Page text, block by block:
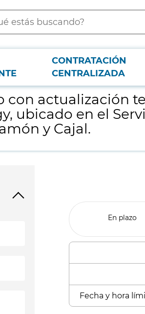
CONTRATACIÓN
CENTRALIZADA
tecnológica del acelerador lineal marca Elekta
con actualización
ubicado en el
y Cajal.
En plazo
Fecha y hora